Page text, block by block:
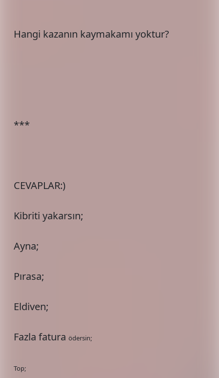
Hangi kazanın kaymakamı yoktur?
***
CEVAPLAR:)
Kibriti yakarsın;
Ayna;
Pırasa;
Eldiven;
Fazla fatura ödersin;
Top;